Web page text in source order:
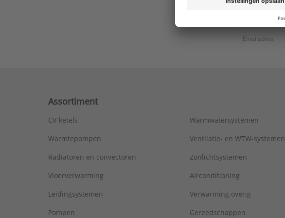
Type: Metro R=2,5
Assortiment
CV-ketels
Warmtepompen
Radiatoren en convectoren
Vloerverwarming
Leidingsystemen
Pompen
Warmwatersystemen
Ventilatie- en WTW-systemen
Zonlichtsystemen
Airconditioning
Verwarming overig
Gereedschappen